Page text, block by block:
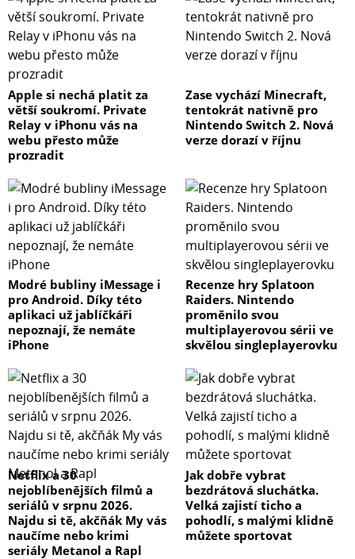
Apple si nechá platit za
větší soukromí. Private
Relay v iPhonu vás na
webu přesto může
prozradit
Zase vychází Minecraft,
tentokrát nativně pro
Nintendo Switch 2. Nová
verze dorazí v říjnu
Modré bubliny iMessage i
pro Android. Díky této
aplikaci už jablíčkáři
nepoznají, že nemáte
iPhone
Recenze hry Splatoon
Raiders. Nintendo
proměnilo svou
multiplayerovou sérii ve
skvělou singleplayerovku
Netflix a 30
nejoblíbenějších filmů a
seriálů v srpnu 2026.
Najdu si tě, akčňák My vás
naučíme nebo krimi
seriály Metanol a Rapl
Jak dobře vybrat
bezdrátová sluchátka.
Velká zajistí ticho a
pohodlí, s malými klidně
můžete sportovat